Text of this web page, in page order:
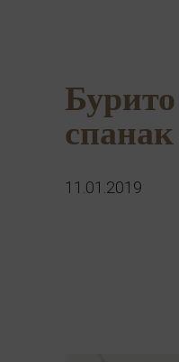
спанак
11.01.2019